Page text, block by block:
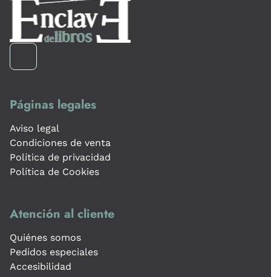
Páginas legales
Aviso legal
Condiciones de venta
Política de privacidad
Política de Cookies
Atención al cliente
Quiénes somos
Pedidos especiales
Accesibilidad